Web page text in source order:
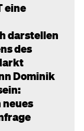
eine
darstellen
des
Dominik
neues